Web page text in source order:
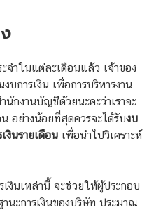
ำในแต่ละเดือนแล้ว เจ้าของ
บการเงิน เพื่อการบริหารงาน
กงานบัญชีด้วยนะคะว่าเราจะ
อย่างน้อยที่สุดควรจะได้รับงบ
งินรายเดือน เพื่อนำไปวิเคราะห์
เงินเหล่านี้ จะช่วยให้ผู้ประกอบ
นะการเงินของบริษัท ประมาณ